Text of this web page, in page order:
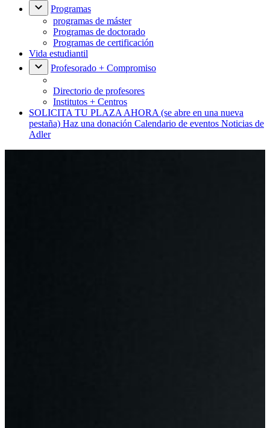
Programas
programas de máster
Programas de doctorado
Programas de certificación
Vida estudiantil
Profesorado + Compromiso
Directorio de profesores
Institutos + Centros
SOLICITA TU PLAZA AHORA (se abre en una nueva
pestaña) Haz una donación Calendario de eventos Noticias de
Adler